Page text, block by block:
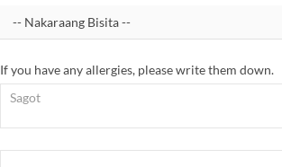
If you have any allergies, please write them down.